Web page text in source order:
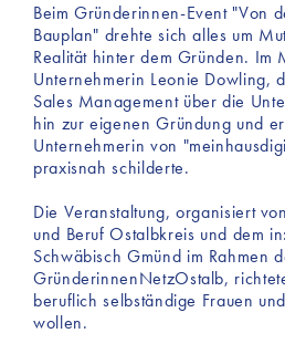
Beim Gründerinnen-Event "Von
Bauplan" drehte sich alles um
Realität hinter dem Gründen. Im
Unternehmerin Leonie Dowling,
Sales Management über die
hin zur eigenen Gründung und
Unternehmerin von
praxisnah schilderte.
Die Veranstaltung, organisiert
und Beruf Ostalbkreis und dem
Schwäbisch Gmünd im Rahmen
GründerinnenNetzOstalb,
beruflich selbständige Frauen
wollen.